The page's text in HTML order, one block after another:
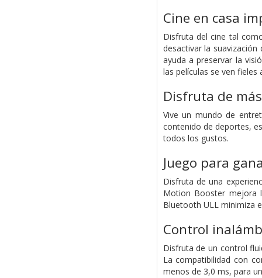
Cine en casa
Disfruta del cine tal
desactivar la
ayuda a preservar la
las películas se ven
Disfruta de
Vive un mundo de
contenido de deportes,
todos los gustos.
Juego para
Disfruta de una
Motion Booster mejora
Bluetooth ULL minimiza
Control
Disfruta de un control
La compatibilidad con
menos de 3,0 ms, para